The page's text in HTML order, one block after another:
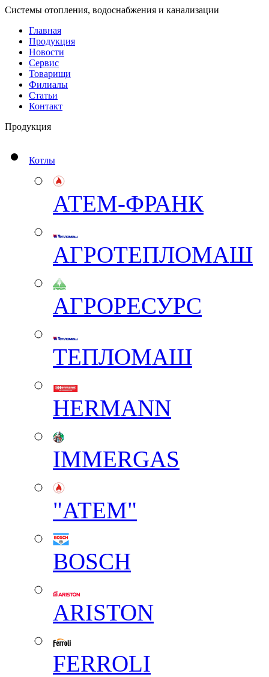
Системы отопления, водоснабжения и канализации
Главная
Продукция
Новости
Сервис
Товарищи
Филиалы
Статьи
Контакт
Продукция
Котлы
АТЕМ-ФРАНК
АГРОТЕПЛОМАШ
АГРОРЕСУРС
ТЕПЛОМАШ
HERMANN
IMMERGAS
"АТЕМ"
BOSCH
ARISTON
FERROLI